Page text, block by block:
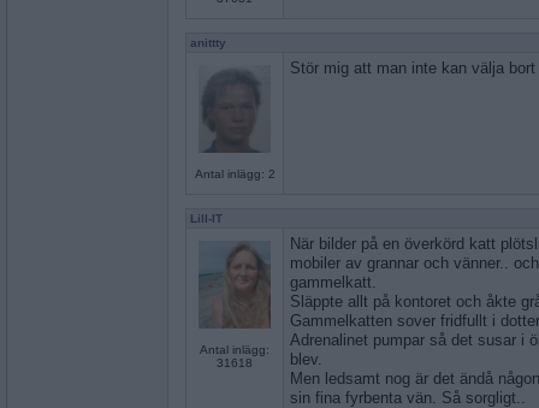
anittty
Antal inlägg: 2
Stör mig att man inte kan välja
Lill-IT
Antal inlägg:
31618
När bilder på en överkörd katt
mobiler av grannar och vänner..
gammelkatt.
Släppte allt på kontoret och åkte
Gammelkatten sover fridfullt i
Adrenalinet pumpar så det susar i
blev.
Men ledsamt nog är det ändå
sin fina fyrbenta vän. Så sorgligt..